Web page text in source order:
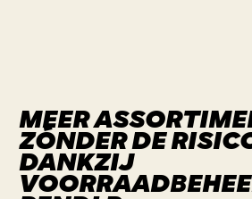
MEER
ZÓNDER DE
DANKZIJ